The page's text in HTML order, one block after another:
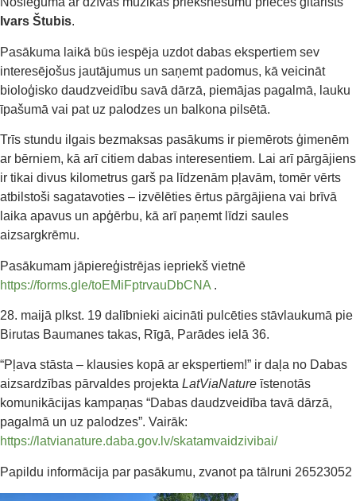
Ivars Štubis.
Pasākuma laikā būs iespēja uzdot dabas ekspertiem sev
interesējošus jautājumus un saņemt padomus, kā veicināt
bioloģisko daudzveidību savā dārzā, piemājas pagalmā, lauku
īpašumā vai pat uz palodzes un balkona pilsētā.
Trīs stundu ilgais bezmaksas pasākums ir piemērots ģimenēm
ar bērniem, kā arī citiem dabas interesentiem. Lai arī pārgājiens
ir tikai divus kilometrus garš pa līdzenām pļavām, tomēr vērts
atbilstoši sagatavoties – izvēlēties ērtus pārgājiena vai brīvā
laika apavus un apģērbu, kā arī paņemt līdzi saules
aizsargkrēmu.
Pasākumam jāpiereģistrējas iepriekš vietnē
https://forms.gle/toEMiFptrvauDbCNA .
28. maijā plkst. 19 dalībnieki aicināti pulcēties stāvlaukumā pie
Birutas Baumanes takas, Rīgā, Parādes ielā 36.
“Pļava stāsta – klausies kopā ar ekspertiem!” ir daļa no Dabas
aizsardzības pārvaldes projekta LatViaNature īstenotās
komunikācijas kampaņas “Dabas daudzveidība tavā dārzā,
pagalmā un uz palodzes”. Vairāk:
https://latvianature.daba.gov.lv/skatamvaidzivibai/
Papildu informācija par pasākumu, zvanot pa tālruni 26523052